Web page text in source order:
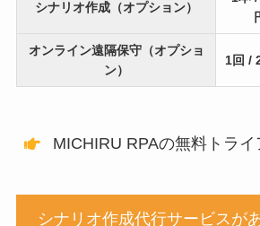
シナリオ作成（オプション）
オンライン遠隔保守（オプショ
ン）
1回 /
MICHIRU RPAの無料トライ
シナリオ作成代行サービスが